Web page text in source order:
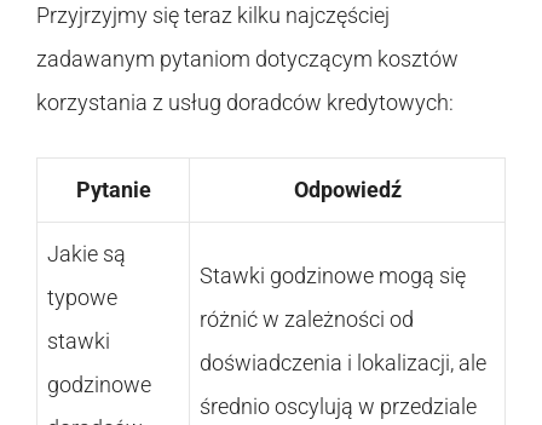
Przyjrzyjmy się teraz kilku najczęściej
zadawanym pytaniom dotyczącym kosztów
korzystania z usług doradców kredytowych:
Pytanie Odpowiedź
Jakie są
typowe
stawki
godzinowe
Stawki godzinowe mogą się
różnić w zależności od
doświadczenia i lokalizacji, ale
średnio oscylują w przedziale